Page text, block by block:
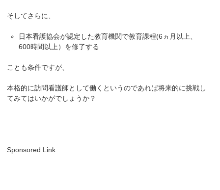
そしてさらに、
日本看護協会が認定した教育機関で教育課程(6ヵ月以上、
600時間以上）を修了する
ことも条件ですが、
本格的に訪問看護師として働くというのであれば将来的に挑戦し
てみてはいかがでしょうか？
Sponsored Link